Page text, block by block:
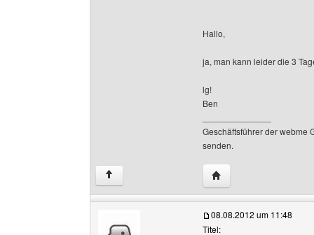
Hallo,
ja, man kann leider die 3
lg!
Ben
Geschäftsführer der webme
senden.
↑ Website dieses
08.08.2012 um 11:48
Titel: